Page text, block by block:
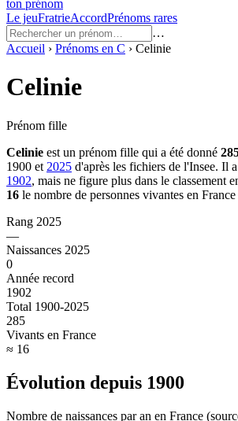
ton prénom
Le jeuFratrieAccordPrénoms rares
…
Accueil › Prénoms en C › Celinie
Celinie
Prénom fille
Celinie est un prénom fille qui a été donné
1900 et 2025 d'après les fichiers de l'Insee. Il
1902, mais ne figure plus dans le classement
16 le nombre de personnes vivantes en
Rang 2025
—
Naissances 2025
0
Année record
1902
Total 1900-2025
285
Vivants en France
≈ 16
Évolution depuis 1900
Nombre de naissances par an en France